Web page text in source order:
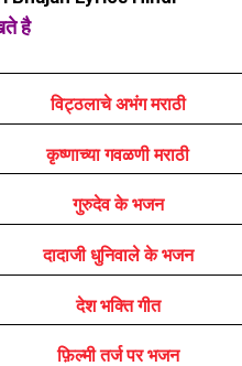
है
विट्ठलाचे अभंग मराठी
कृष्णाच्या गवळणी मराठी
गुरुदेव के भजन
दादाजी धुनिवाले के भजन
देश भक्ति गीत
फ़िल्मी तर्ज पर भजन